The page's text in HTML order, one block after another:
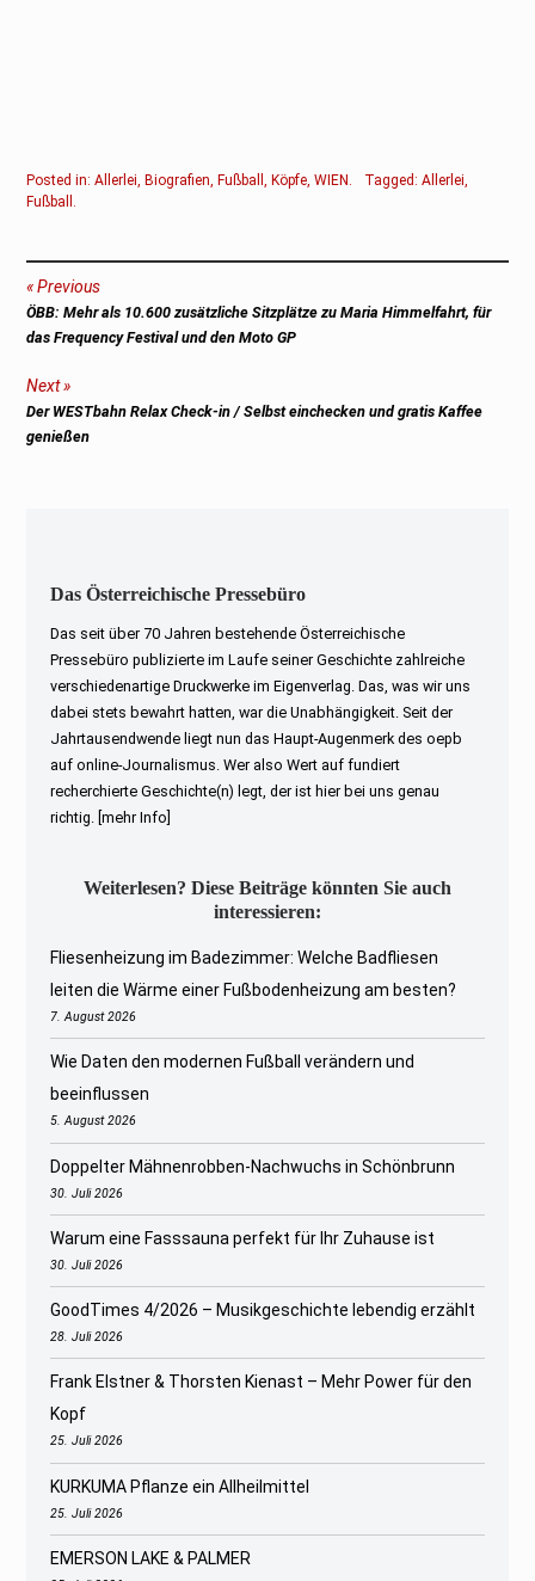
Posted in:Allerlei,Biografien,Fußball,Köpfe,WIEN. Tagged:Allerlei,
Fußball .
Beitragsnavigation
Previous
Previous
post:
ÖBB: Mehr als 10.600 zusätzliche Sitzplätze zu Maria Himmelfahrt, für
das Frequency Festival und den Moto GP
Next
Next
post:
Der WESTbahn Relax Check-in / Selbst einchecken und gratis Kaffee
genießen
Das Österreichische Pressebüro
Das seit über 70 Jahren bestehende Österreichische
Pressebüro publizierte im Laufe seiner Geschichte zahlreiche
verschiedenartige Druckwerke im Eigenverlag. Das, was wir uns
dabei stets bewahrt hatten, war die Unabhängigkeit. Seit der
Jahrtausendwende liegt nun das Haupt-Augenmerk des oepb
auf online-Journalismus. Wer also Wert auf fundiert
recherchierte Geschichte(n) legt, der ist hier bei uns genau
richtig.
[mehr Info]
Weiterlesen? Diese Beiträge könnten Sie auch
interessieren:
Fliesenheizung im Badezimmer: Welche Badfliesen
leiten die Wärme einer Fußbodenheizung am besten?
7. August 2026
Wie Daten den modernen Fußball verändern und
beeinflussen
5. August 2026
Doppelter Mähnenrobben-Nachwuchs in Schönbrunn
30. Juli 2026
Warum eine Fasssauna perfekt für Ihr Zuhause ist
30. Juli 2026
GoodTimes 4/2026 – Musikgeschichte lebendig erzählt
28. Juli 2026
Frank Elstner & Thorsten Kienast – Mehr Power für den
Kopf
25. Juli 2026
KURKUMA Pflanze ein Allheilmittel
25. Juli 2026
EMERSON LAKE & PALMER